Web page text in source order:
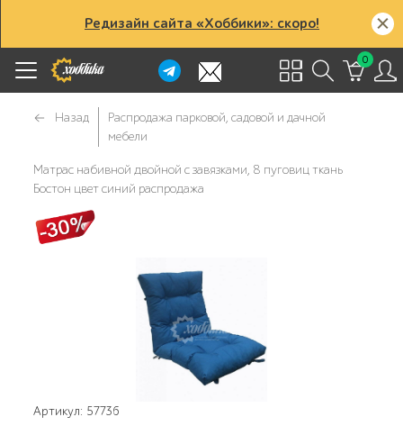
Редизайн сайта «Хоббики»: скоро!
0
Назад
Распродажа парковой, садовой и дачной
мебели
Матрас набивной двойной с завязками, 8 пуговиц ткань
Бостон цвет синий распродажа
Артикул: 57736